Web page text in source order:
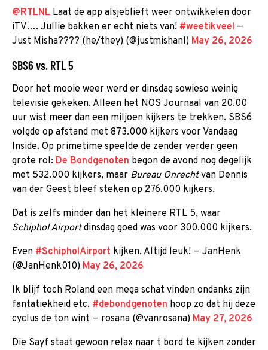
@RTLNL Laat de app alsjeblieft weer ontwikkelen door
iTV…. Jullie bakken er echt niets van! #weetikveel —
Just Misha???? (he/they) (@justmishanl) May 26, 2026
SBS6 vs. RTL 5
Door het mooie weer werd er dinsdag sowieso weinig
televisie gekeken. Alleen het NOS Journaal van 20.00
uur wist meer dan een miljoen kijkers te trekken. SBS6
volgde op afstand met 873.000 kijkers voor Vandaag
Inside. Op primetime speelde de zender verder geen
grote rol: De Bondgenoten begon de avond nog degelijk
met 532.000 kijkers, maar Bureau Onrechtvan Dennis
van der Geest bleef steken op 276.000 kijkers.
Dat is zelfs minder dan het kleinere RTL 5, waar
Schiphol Airportdinsdag goed was voor 300.000 kijkers.
Even #SchipholAirport kijken. Altijd leuk! — JanHenk
(@JanHenk010) May 26, 2026
Ik blijf toch Roland een mega schat vinden ondanks zijn
fantatiekheid etc. #debondgenoten hoop zo dat hij deze
cyclus de ton wint — rosana (@vanrosana) May 27, 2026
Die Sayf staat gewoon relax naar t bord te kijken zonder